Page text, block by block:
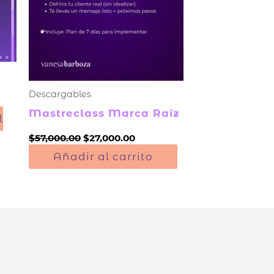
Descargables
Mastreclass Marca Raíz
$57,000.00 $27,000.00
Añadir al carrito